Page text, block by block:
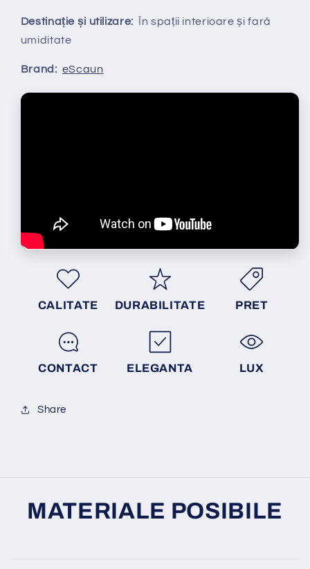
Destinație și utilizare: În spații interioare și fară
umiditate
Brand: eScaun
CALITATE DURABILITATE PRET
CONTACT ELEGANTA LUX
Share
MATERIALE POSIBILE